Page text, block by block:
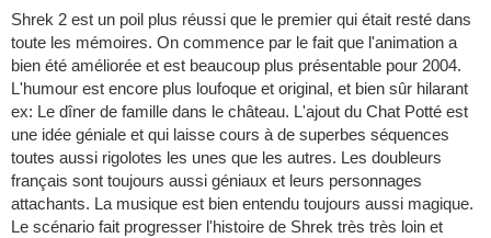
Shrek 2 est un poil plus réussi que le premier qui était resté dans
toute les mémoires. On commence par le fait que l'animation a
bien été améliorée et est beaucoup plus présentable pour 2004.
L'humour est encore plus loufoque et original, et bien sûr hilarant
ex: Le dîner de famille dans le château. L'ajout du Chat Potté est
une idée géniale et qui laisse cours à de superbes séquences
toutes aussi rigolotes les unes que les autres. Les doubleurs
français sont toujours aussi géniaux et leurs personnages
attachants. La musique est bien entendu toujours aussi magique.
Le scénario fait progresser l'histoire de Shrek très très loin et